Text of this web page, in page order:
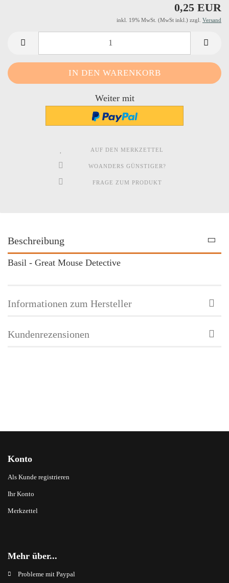
0,25 EUR
inkl. 19% MwSt. (MwSt inkl.) zzgl. Versand
Weiter mit
AUF DEN MERKZETTEL
WOANDERS GÜNSTIGER?
FRAGE ZUM PRODUKT
Beschreibung
Basil - Great Mouse Detective
Informationen zum Hersteller
Kundenrezensionen
Konto
Als Kunde registrieren
Ihr Konto
Merkzettel
Mehr über...
Probleme mit Paypal